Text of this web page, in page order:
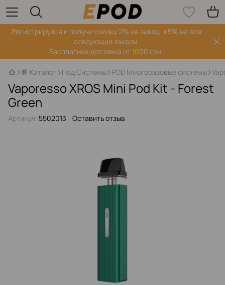
Регистрируйся‌ и получи скидку 2% на заказ, и 5% на все
следующие заказы.
Бесплатная доставка от 1000 грн.
📙 Каталог Под Системы POD Многоразовые системы
Vaporesso XROS Mini Pod Kit - Forest
Green
Артикул: 5502013 Оставить отзыв